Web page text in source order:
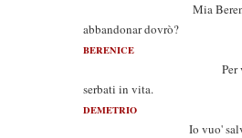
Mia Berenice, e
abbandonar dovrò?
BERENICE
Per
serbati in vita.
DEMETRIO
Io vuo' salvarlo